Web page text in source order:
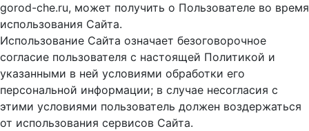
gorod-che.ru, может получить о Пользователе во время
использования Cайта.
Использование Сайта означает безоговорочное
согласие пользователя с настоящей Политикой и
указанными в ней условиями обработки его
персональной информации; в случае несогласия с
этими условиями пользователь должен воздержаться
от использования сервисов Сайта.